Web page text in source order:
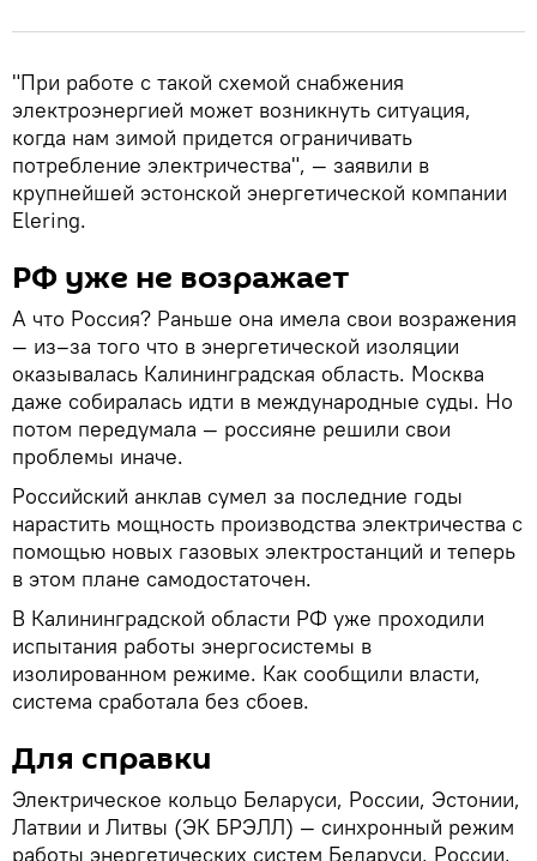
"При работе с такой схемой снабжения
электроэнергией может возникнуть ситуация,
когда нам зимой придется ограничивать
потребление электричества", — заявили в
крупнейшей эстонской энергетической компании
Elering.
РФ уже не возражает
А что Россия? Раньше она имела свои возражения
— из–за того что в энергетической изоляции
оказывалась Калининградская область. Москва
даже собиралась идти в международные суды. Но
потом передумала — россияне решили свои
проблемы иначе.
Российский анклав сумел за последние годы
нарастить мощность производства электричества с
помощью новых газовых электростанций и теперь
в этом плане самодостаточен.
В Калининградской области РФ уже проходили
испытания работы энергосистемы в
изолированном режиме. Как сообщили власти,
система сработала без сбоев.
Для справки
Электрическое кольцо Беларуси, России, Эстонии,
Латвии и Литвы (ЭК БРЭЛЛ) — синхронный режим
работы энергетических систем Беларуси, России,